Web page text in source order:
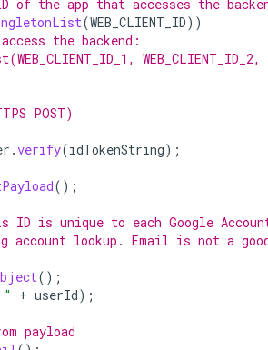
of the app that accesses the
(WEB_CLIENT_ID))
the backend:
WEB_CLIENT_ID_2,
POST)
.verify(idTokenString);
();
is unique to each Google
account lookup. Email is not a
();
" + userId);
payload